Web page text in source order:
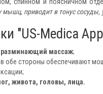
мышц, приводит в тонус
"US-Medica
разминающий массаж;
обе стороны обеспечивают
живота, головы, лица.